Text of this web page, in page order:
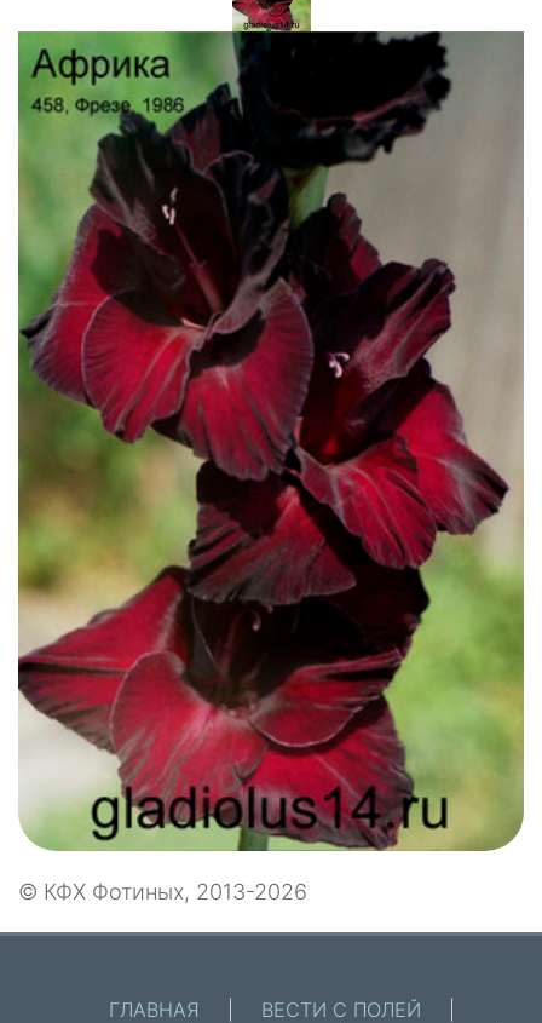
© КФХ Фотиных, 2013-2026
ГЛАВНАЯ ВЕСТИ С ПОЛЕЙ